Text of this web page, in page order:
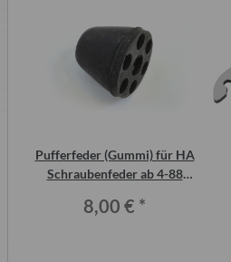
Pufferfeder (Gummi) für HA
Schraubenfeder ab 4-88
8,00 € *